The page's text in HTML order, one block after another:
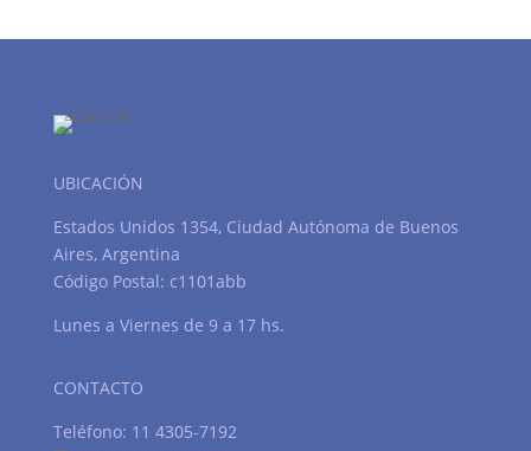
UBICACIÓN
Estados Unidos 1354, Ciudad Autónoma de Buenos
Aires, Argentina
Código Postal: c1101abb
Lunes a Viernes de 9 a 17 hs.
CONTACTO
Teléfono: 11 4305-7192